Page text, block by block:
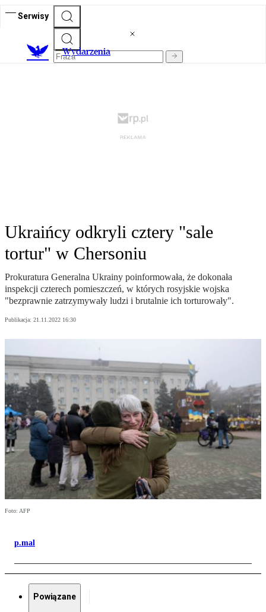
Serwisy
Wydarzenia
Ukraińcy odkryli cztery "sale
tortur" w Chersoniu
Prokuratura Generalna Ukrainy poinformowała, że dokonała
inspekcji czterech pomieszczeń, w których rosyjskie wojska
"bezprawnie zatrzymywały ludzi i brutalnie ich torturowały".
Publikacja: 21.11.2022 16:30
Foto: AFP
p.mal
Powiązane